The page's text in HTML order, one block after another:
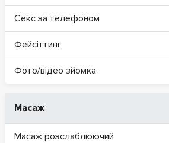
Секс за телефоном
Фейсіттинг
Фото/відео зйомка
Масаж
Масаж розслаблюючий